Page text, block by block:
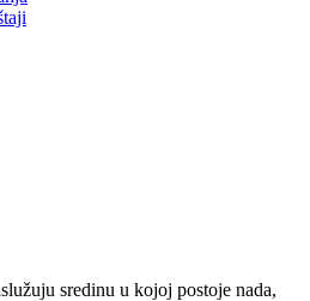
sredinu u kojoj postoje nada,